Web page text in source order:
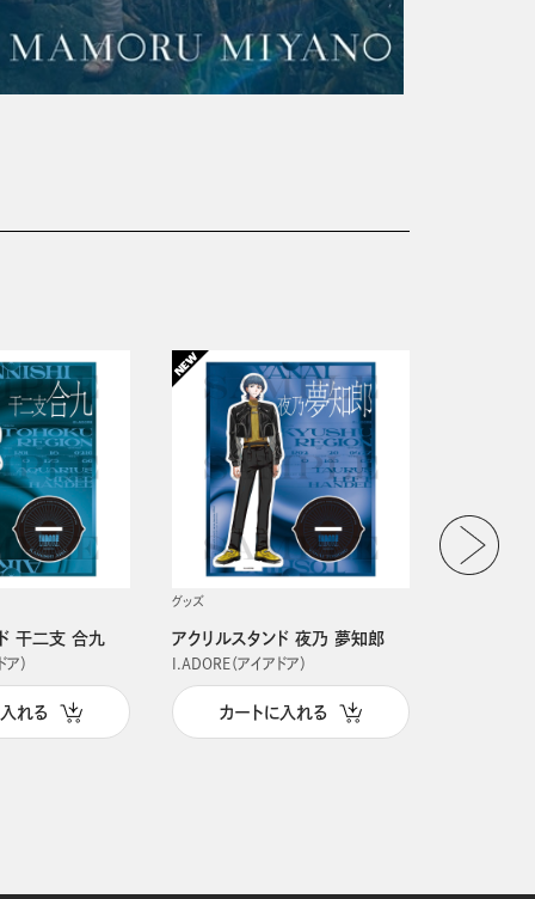
干二支 合九
）
れる
グッズ
アクリルスタンド 夜乃 夢知郎
I.ADORE（アイアドア）
カートに入れる